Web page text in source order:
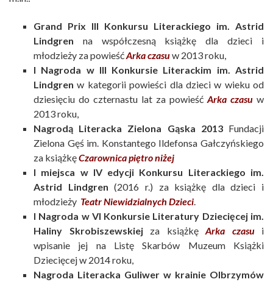
Grand Prix III Konkursu Literackiego im. Astrid
Lindgren na współczesną książkę dla dzieci i
młodzieży za powieśćArka czasuw 2013 roku,
I Nagroda w III Konkursie Literackim im. Astrid
Lindgren w kategorii powieści dla dzieci w wieku od
dziesięciu do czternastu lat za powieść Arka czasu w
2013 roku,
Nagrodą Literacka Zielona Gąska 2013Fundacji
Zielona Gęś im. Konstantego Ildefonsa Gałczyńskiego
za książkęCzarownica piętro niżej
I miejsca w IV edycji Konkursu Literackiego im.
Astrid Lindgren (2016 r.) za książkę dla dzieci i
młodzieży Teatr Niewidzialnych Dzieci
I Nagroda w VI Konkursie Literatury Dziecięcej im.
Haliny Skrobiszewskiejza książkę Arka czasui
wpisanie jej na Listę Skarbów Muzeum Książki
Dziecięcej w 2014 roku,
Nagroda Literacka Guliwer w krainie Olbrzymów